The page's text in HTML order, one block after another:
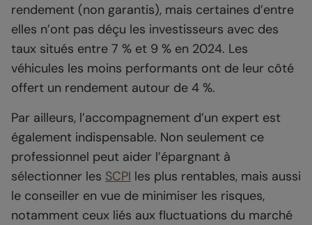
rendement (non garantis), mais certaines d’entre
elles n’ont pas déçu les investisseurs avec des
taux situés entre 7 % et 9 % en 2024. Les
véhicules les moins performants ont de leur côté
offert un rendement autour de 4 %.
Par ailleurs, l’accompagnement d’un expert est
également indispensable. Non seulement ce
professionnel peut aider l’épargnant à
sélectionner les SCPI les plus rentables, mais aussi
le conseiller en vue de minimiser les risques,
notamment ceux liés aux fluctuations du marché